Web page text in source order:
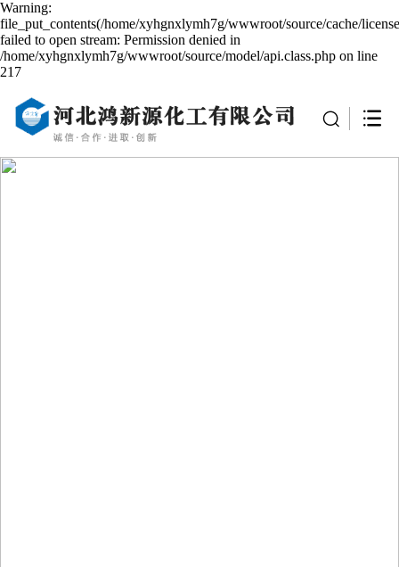
Warning:
file_put_contents(/home/xyhgnxlymh7g/wwwroot/source/cache/
failed to open stream: Permission denied in
/home/xyhgnxlymh7g/wwwroot/source/model/api.class.php on line
217